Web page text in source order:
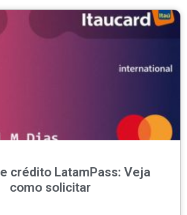
crédito LatamPass: Veja
como solicitar